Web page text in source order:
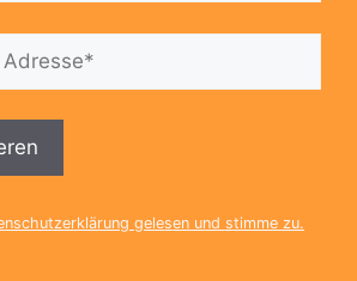
gelesen und stimme zu.